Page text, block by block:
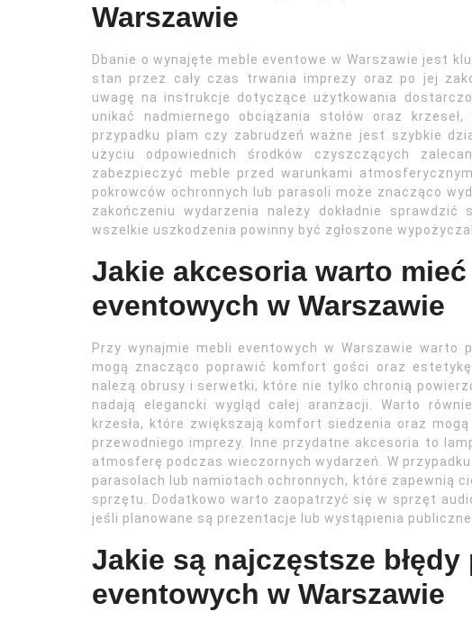
Warszawie
Dbanie o wynajęte meble eventowe w Warszawie jest
stan przez cały czas trwania imprezy oraz po jej
uwagę na instrukcje dotyczące użytkowania
unikać nadmiernego obciążania stołów oraz
przypadku plam czy zabrudzeń ważne jest szybkie
użyciu odpowiednich środków czyszczących
zabezpieczyć meble przed warunkami
pokrowców ochronnych lub parasoli może znacząco
zakończeniu wydarzenia należy dokładnie
wszelkie uszkodzenia powinny być zgłoszone
Jakie akcesoria warto
eventowych w Warszawie
Przy wynajmie mebli eventowych w Warszawie warto
mogą znacząco poprawić komfort gości oraz
należą obrusy i serwetki, które nie tylko chronią
nadają elegancki wygląd całej aranżacji. Warto
krzesła, które zwiększają komfort siedzenia oraz
przewodniego imprezy. Inne przydatne akcesoria to
atmosferę podczas wieczornych wydarzeń. W
parasolach lub namiotach ochronnych, które zapewnią
sprzętu. Dodatkowo warto zaopatrzyć się w sprzęt
jeśli planowane są prezentacje lub wystąpienia publiczne.
Jakie są najczęstsze
eventowych w Warszawie